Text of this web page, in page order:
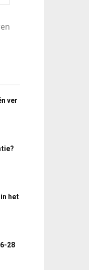
ver
het
28